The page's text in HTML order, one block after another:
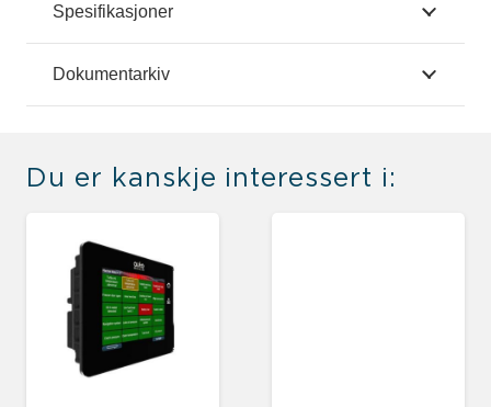
Spesifikasjoner
Dokumentarkiv
Du er kanskje interessert i: